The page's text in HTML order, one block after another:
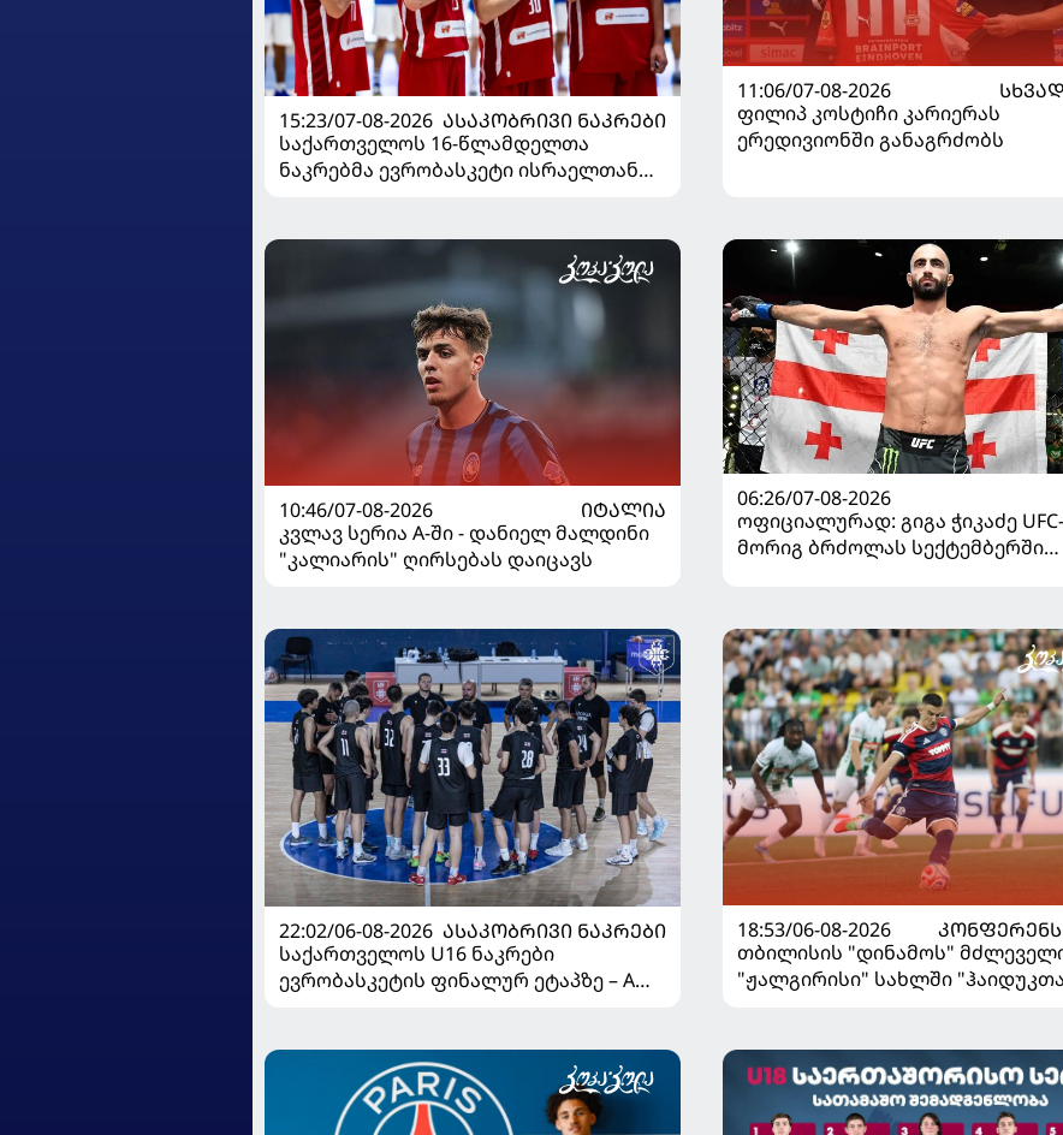
15:23/07-08-2026 ᲐᲡᲐᲙᲝᲑᲠᲘᲕᲘ ᲜᲐᲙᲠᲔᲑᲘ
საქართველოს 16-წლამდელთა
ნაკრებმა ევრობასკეტი ისრაელთან
11:06/07-08-2026
ფილიპ კოსტიჩი კარიერას
ერედივიონში განაგრძობს
10:46/07-08-2026
ᲘᲢᲐᲚᲘᲐ
კვლავ სერია A-ში - დანიელ მალდინი
"კალიარის" ღირსებას დაიცავს
06:26/07-08-2026
ოფიციალურად: გიგა ჭიკაძე
მორიგ ბრძოლას სექტემბერში
22:02/06-08-2026 ᲐᲡᲐᲙᲝᲑᲠᲘᲕᲘ ᲜᲐᲙᲠᲔᲑᲘ
საქართველოს U16 ნაკრები
ევრობასკეტის ფინალურ ეტაპზე – A
18:53/06-08-2026
თბილისის "დინამოს"
"ჟალგირისი" სახლში